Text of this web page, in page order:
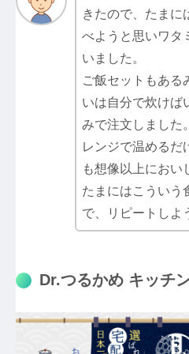
きたので、たまに
べようと思いワタ
いました。
ご飯セットもある
いは自分で炊けば
みで注文しました。
レンジで温めるだ
も想像以上におい
たまにはこういう
で、リピートしよ
Dr.つるかめ キッチ